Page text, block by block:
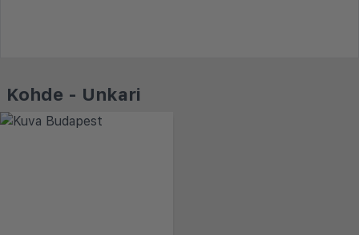
Kohde - Unkari